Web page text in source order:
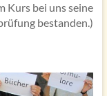
Kurs bei uns seine
bestanden.)